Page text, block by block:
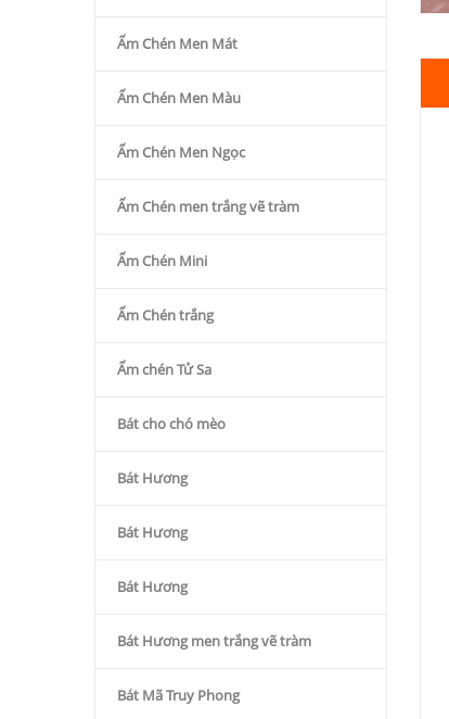
Ấm Chén Men Mát
Ấm Chén Men Màu
Ấm Chén Men Ngọc
Ấm Chén men trắng vẽ tràm
Ấm Chén Mini
Ấm Chén trắng
Ấm chén Tử Sa
Bát cho chó mèo
Bát Hương
Bát Hương
Bát Hương
Bát Hương men trắng vẽ tràm
Bát Mã Truy Phong